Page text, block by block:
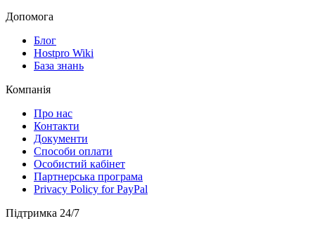
Допомога
Блог
Hostpro Wiki
База знань
Компанія
Про нас
Контакти
Документи
Способи оплати
Особистий кабінет
Партнерська програма
Privacy Policy for PayPal
Підтримка 24/7